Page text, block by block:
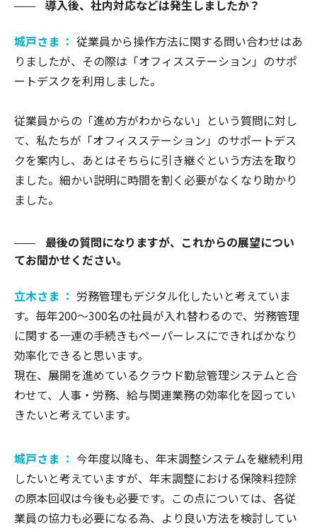
導入後、社内対応などは発生しましたか？
城戸さま ： 従業員から操作方法に関する問い合わせはあ
りましたが、その際は「オフィスステーション」のサポ
ートデスクを利用しました。
従業員からの「進め方がわからない」という質問に対し
て、私たちが「オフィスステーション」のサポートデス
クを案内し、あとはそちらに引き継ぐという方法を取り
ました。細かい説明に時間を割く必要がなくなり助かり
ました。
最後の質問になりますが、これからの展望につい
てお聞かせください。
立木さま ： 労務管理もデジタル化したいと考えていま
す。毎年200～300名の社員が入れ替わるので、労務管理
に関する一連の手続きもペーパーレスにできればかなり
効率化できると思います。
現在、展開を進めているクラウド勤怠管理システムと合
わせて、人事・労務、給与関連業務の効率化を図ってい
きたいと考えています。
城戸さま ： 今年度以降も、年末調整システムを継続利用
したいと考えていますが、年末調整における保険料控除
の原本回収は今後も必要です。この点については、各従
業員の協力も必要になる為、より良い方法を検討してい